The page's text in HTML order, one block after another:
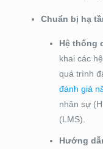
Chuẩn bị hạ
Hệ thống
khai các
quá trình
đánh giá
nhân sự
(LMS).
Hướng